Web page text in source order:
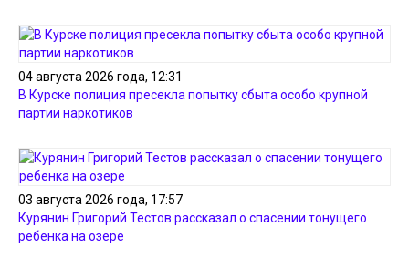
04 августа 2026 года, 12:31
В Курске полиция пресекла попытку сбыта особо крупной
партии наркотиков
03 августа 2026 года, 17:57
Курянин Григорий Тестов рассказал о спасении тонущего
ребенка на озере